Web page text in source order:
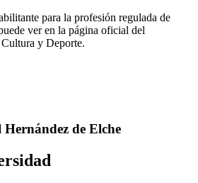
para la profesión regulada de
ver en la página oficial del
y Deporte.
de Elche